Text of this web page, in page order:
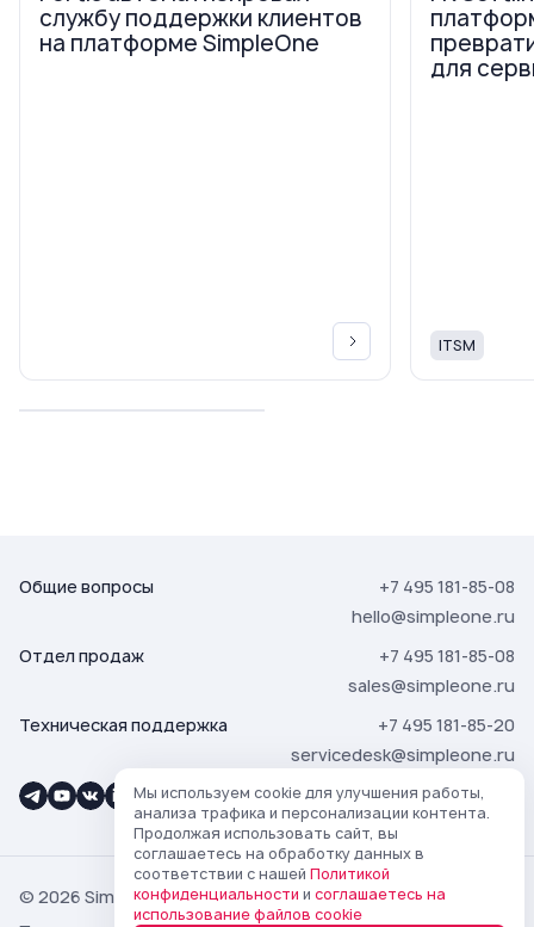
службу поддержки клиентов
на платформе SimpleOne
для
ITSM
Мы используем cookie для улучшения работы,
анализа трафика и персонализации контента.
Продолжая использовать сайт, вы
соглашаетесь на обработку данных в
соответствии с нашей Политикой
конфиденциальности и соглашаетесь на
использование файлов cookie
Общие вопросы
+7 495 181-85-08
hello@simpleone.ru
Отдел продаж
+7 495 181-85-08
sales@simpleone.ru
Техническая поддержка
+7 495 181-85-20
servicedesk@simpleone.ru
© 2026 SimpleOne